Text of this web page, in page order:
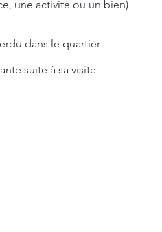
une activité ou un bien)
dans le quartier
suite à sa visite